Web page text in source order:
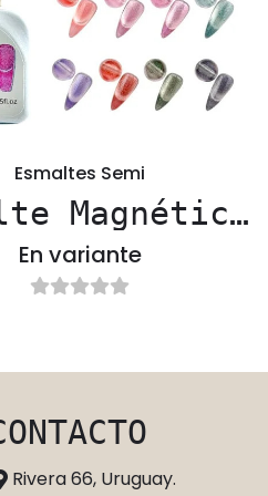
Esmaltes Semi
Magnético
CAT EYE
En variante
Rivera 66, Uruguay.